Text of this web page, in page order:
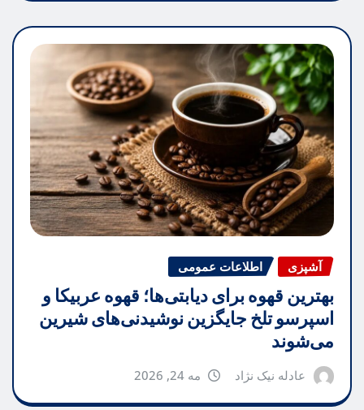
آشپزی اطلاعات عمومی
بهترین قهوه برای دیابتی‌ها؛ قهوه عربیکا و
اسپرسو تلخ جایگزین نوشیدنی‌های شیرین
می‌شوند
عادله نیک نژاد مه 24, 2026